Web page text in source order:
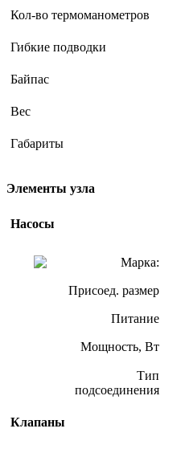
Кол-во термоманометров
Гибкие подводки
Байпас
Вес
Габариты
Элементы узла
Насосы
Марка:
Присоед. размер
Питание
Мощность, Вт
Тип
подсоединения
Клапаны